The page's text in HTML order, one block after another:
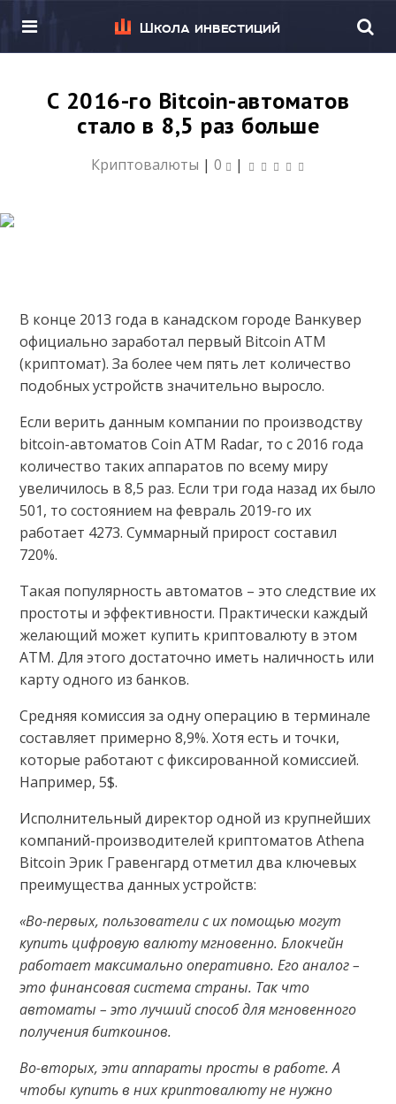
Школа инвестиций
С 2016-го Bitcoin-автоматов
стало в 8,5 раз больше
Криптовалюты | 0 |
В конце 2013 года в канадском городе Ванкувер
официально заработал первый Bitcoin ATM
(криптомат). За более чем пять лет количество
подобных устройств значительно выросло.
Если верить данным компании по производству
bitcoin-автоматов Coin ATM Radar, то с 2016 года
количество таких аппаратов по всему миру
увеличилось в 8,5 раз. Если три года назад их было
501, то состоянием на февраль 2019-го их
работает 4273. Суммарный прирост составил
720%.
Такая популярность автоматов – это следствие их
простоты и эффективности. Практически каждый
желающий может купить криптовалюту в этом
ATM. Для этого достаточно иметь наличность или
карту одного из банков.
Средняя комиссия за одну операцию в терминале
составляет примерно 8,9%. Хотя есть и точки,
которые работают с фиксированной комиссией.
Например, 5$.
Исполнительный директор одной из крупнейших
компаний-производителей криптоматов Athena
Bitcoin Эрик Гравенгард отметил два ключевых
преимущества данных устройств:
«Во-первых, пользователи с их помощью могут
купить цифровую валюту мгновенно. Блокчейн
работает максимально оперативно. Его аналог –
это финансовая система страны. Так что
автоматы – это лучший способ для мгновенного
получения биткоинов.
Во-вторых, эти аппараты просты в работе. А
чтобы купить в них криптовалюту не нужно